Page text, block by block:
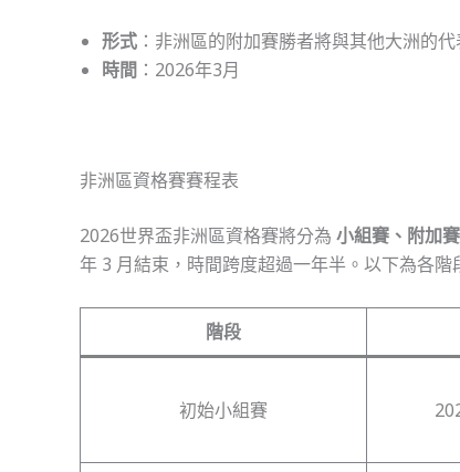
形式 ：非洲區的附加賽勝者將與其他大洲的
時間 ：2026年3月
非洲區資格賽賽程表
2026世界盃非洲區資格賽將分為 小組賽、附加
年 3 月結束，時間跨度超過一年半。以下為各階
階段
初始小組賽